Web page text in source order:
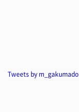
Tweets by m_gakumado